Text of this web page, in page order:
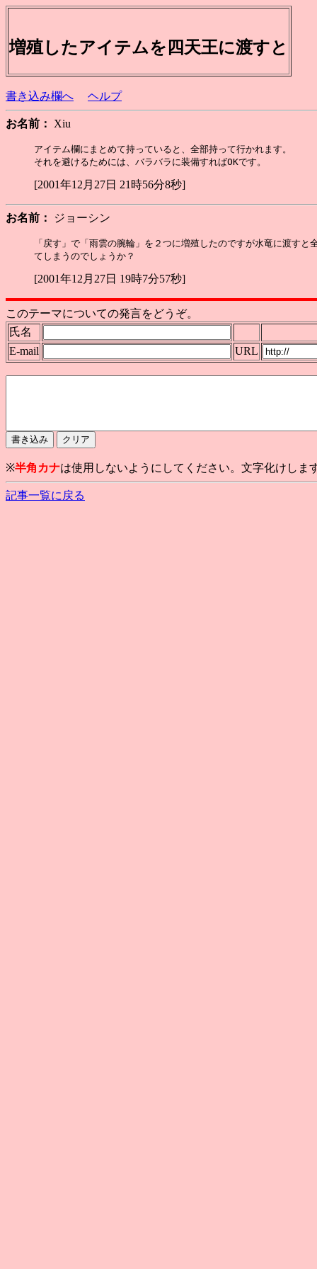
増殖したアイテムを四天王に渡すと
書き込み欄へ ヘルプ
お名前： Xiu
アイテム欄にまとめて持っていると、全部持って行かれます。
[2001年12月27日 21時56分8秒]
お名前： ジョーシン
「戻す」で「雨雲の腕輪」を２つに増殖したのですが水竜に渡すと
[2001年12月27日 19時7分57秒]
このテーマについての発言をどうぞ。
氏名
E-mail
URL
※半角カナは使用しないようにしてください。文字化けしま
記事一覧に戻る